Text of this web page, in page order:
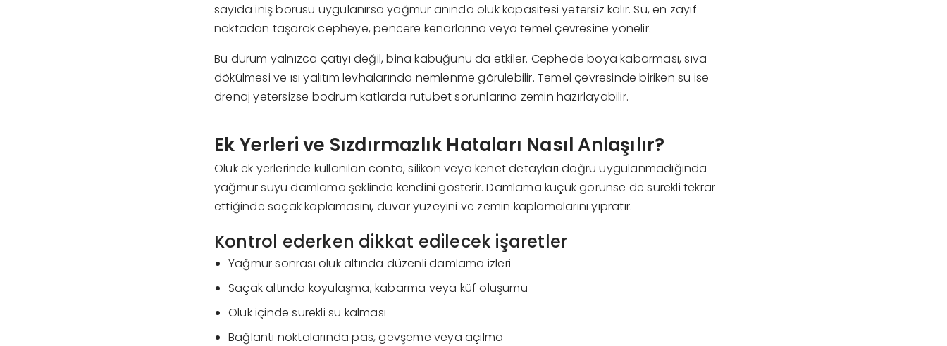
sayıda iniş borusu uygulanırsa yağmur anında oluk kapasitesi yetersiz kalır. Su, en zayıf
noktadan taşarak cepheye, pencere kenarlarına veya temel çevresine yönelir.
Bu durum yalnızca çatıyı değil, bina kabuğunu da etkiler. Cephede boya kabarması, sıva
dökülmesi ve ısı yalıtım levhalarında nemlenme görülebilir. Temel çevresinde biriken su ise
drenaj yetersizse bodrum katlarda rutubet sorunlarına zemin hazırlayabilir.
Ek Yerleri ve Sızdırmazlık Hataları Nasıl Anlaşılır?
Oluk ek yerlerinde kullanılan conta, silikon veya kenet detayları doğru uygulanmadığında
yağmur suyu damlama şeklinde kendini gösterir. Damlama küçük görünse de sürekli tekrar
ettiğinde saçak kaplamasını, duvar yüzeyini ve zemin kaplamalarını yıpratır.
Kontrol ederken dikkat edilecek işaretler
Yağmur sonrası oluk altında düzenli damlama izleri
Saçak altında koyulaşma, kabarma veya küf oluşumu
Oluk içinde sürekli su kalması
Bağlantı noktalarında pas, gevşeme veya açılma